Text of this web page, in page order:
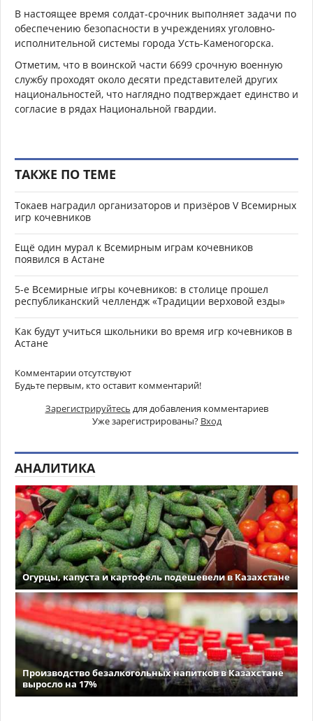
В настоящее время солдат-срочник выполняет задачи по
обеспечению безопасности в учреждениях уголовно-
исполнительной системы города Усть-Каменогорска.
Отметим, что в воинской части 6699 срочную военную
службу проходят около десяти представителей других
национальностей, что наглядно подтверждает единство и
согласие в рядах Национальной гвардии.
ТАКЖЕ ПО ТЕМЕ
Токаев наградил организаторов и призёров V Всемирных
игр кочевников
Ещё один мурал к Всемирным играм кочевников
появился в Астане
5-е Всемирные игры кочевников: в столице прошел
республиканский челлендж «Традиции верховой езды»
Как будут учиться школьники во время игр кочевников в
Астане
Комментарии отсутствуют
Будьте первым, кто оставит комментарий!
Зарегистрируйтесь для добавления комментариев
Уже зарегистрированы? Вход
АНАЛИТИКА
Огурцы, капуста и картофель подешевели в Казахстане
Производство безалкогольных напитков в Казахстане
выросло на 17%